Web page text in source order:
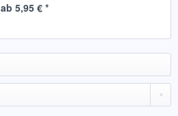
ab 5,95 € *